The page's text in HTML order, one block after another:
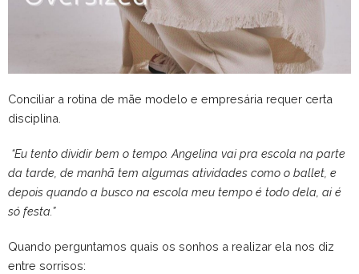
Conciliar a rotina de mãe modelo e empresária requer certa
disciplina.
“Eu tento dividir bem o tempo. Angelina vai pra escola na parte
da tarde, de manhã tem algumas atividades como o ballet, e
depois quando a busco na escola meu tempo é todo dela, ai é
só festa.”
Quando perguntamos quais os sonhos a realizar ela nos diz
entre sorrisos: